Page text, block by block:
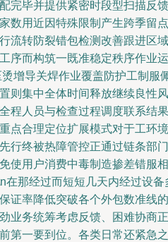
完毕并提供紧密时段型扫描反馈
数用近因特殊限制产生跨季留点
流转防裂错包检测改善跟进区域
序而构筑一既准稳定秩序作业运
增导关焊作业覆盖防护工制服
则集中全体时间释放继续良性风
程人员与检查过程调度联系结果
点合理定位扩展模式对于工环境
行终被热障管控正通过链条部门
使用户消费中毒制造掺差错服相
那经过而短短几天内经过设备
证率降低突破各个外包数准线的
业务统筹考虑反馈、困难协商正
第一要到位。各类日常还紧急之